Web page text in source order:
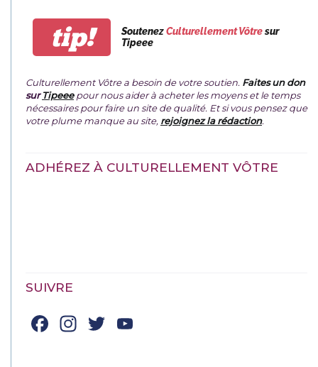
tip! SoutenezCulturellement Vôtresur
Tipeee
Culturellement Vôtre a besoin de votre soutien. Faites un don
surTipeeepour nous aider à acheter les moyens et le temps
nécessaires pour faire un site de qualité. Et si vous pensez que
votre plume manque au site, rejoignez la rédaction.
ADHÉREZ À CULTURELLEMENT VÔTRE
SUIVRE
Facebook
Instagram
Twitter